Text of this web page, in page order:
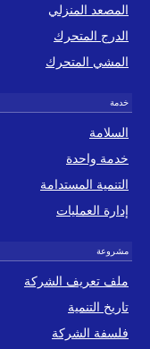
المصعد المنزلي
الدرج المتحرك
المشي المتحرك
السلامة
خدمة واحدة
التنمية المستدامة
إدارة العمليات
ملف تعريف الشركة
تاريخ التنمية
فلسفة الشركة